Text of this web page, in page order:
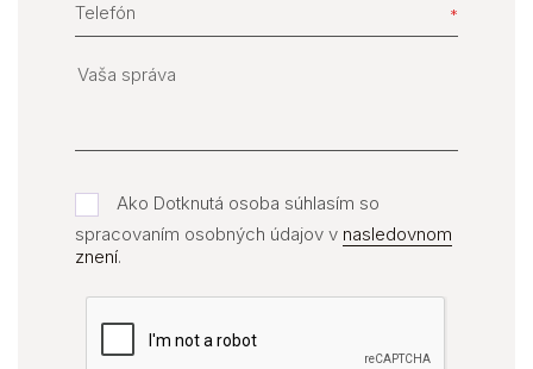
Telefón
Ako Dotknutá osoba súhlasím so
spracovaním osobných údajov v nasledovnom
znení.